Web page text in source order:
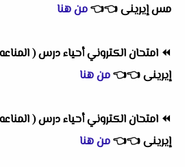
مس إيرينى👈
👈من هنا
⏪ امتحان الكتروني أحياء درس (
إيرينى👈
👈من هنا
⏪ امتحان الكتروني أحياء درس (
إيرينى👈
👈من هنا